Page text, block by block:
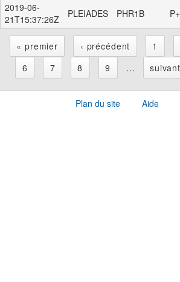
2019-06-
21T15:37:26Z
PLEIADES PHR1B
P
« premier ‹ précédent 1
6
7 8 9 …
Plan du site Aide